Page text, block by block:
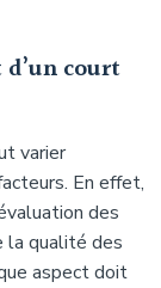
court
varier
En effet,
des
la qualité des
aspect doit